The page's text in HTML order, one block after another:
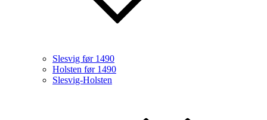
Slesvig før 1490
Holsten før 1490
Slesvig-Holsten